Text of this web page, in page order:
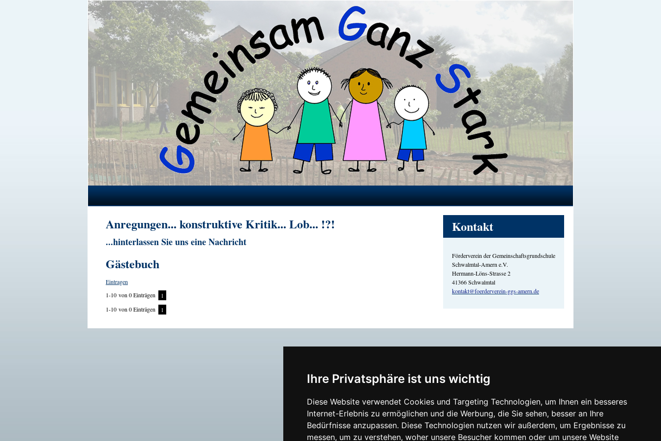
Ihre Privatsphäre ist uns wichtig
Diese Website verwendet Cookies und Targeting Technologien, um Ihnen ein besseres
Internet-Erlebnis zu ermöglichen und die Werbung, die Sie sehen, besser an Ihre
Bedürfnisse anzupassen. Diese Technologien nutzen wir außerdem, um Ergebnisse zu
messen, um zu verstehen, woher unsere Besucher kommen oder um unsere Website
Anregungen... konstruktive Kritik... Lob... !?!
...hinterlassen Sie uns eine Nachricht
Gästebuch
Eintragen
1-10 von 0 Einträgen
1
1-10 von 0 Einträgen 1
Kontakt
Förderverein der Gemeinschaftsgrundschule
Schwalmtal-Amern e.V.
Hermann-Löns-Strasse 2
41366 Schwalmtal
kontakt@foerderverein-ggs-amern.de